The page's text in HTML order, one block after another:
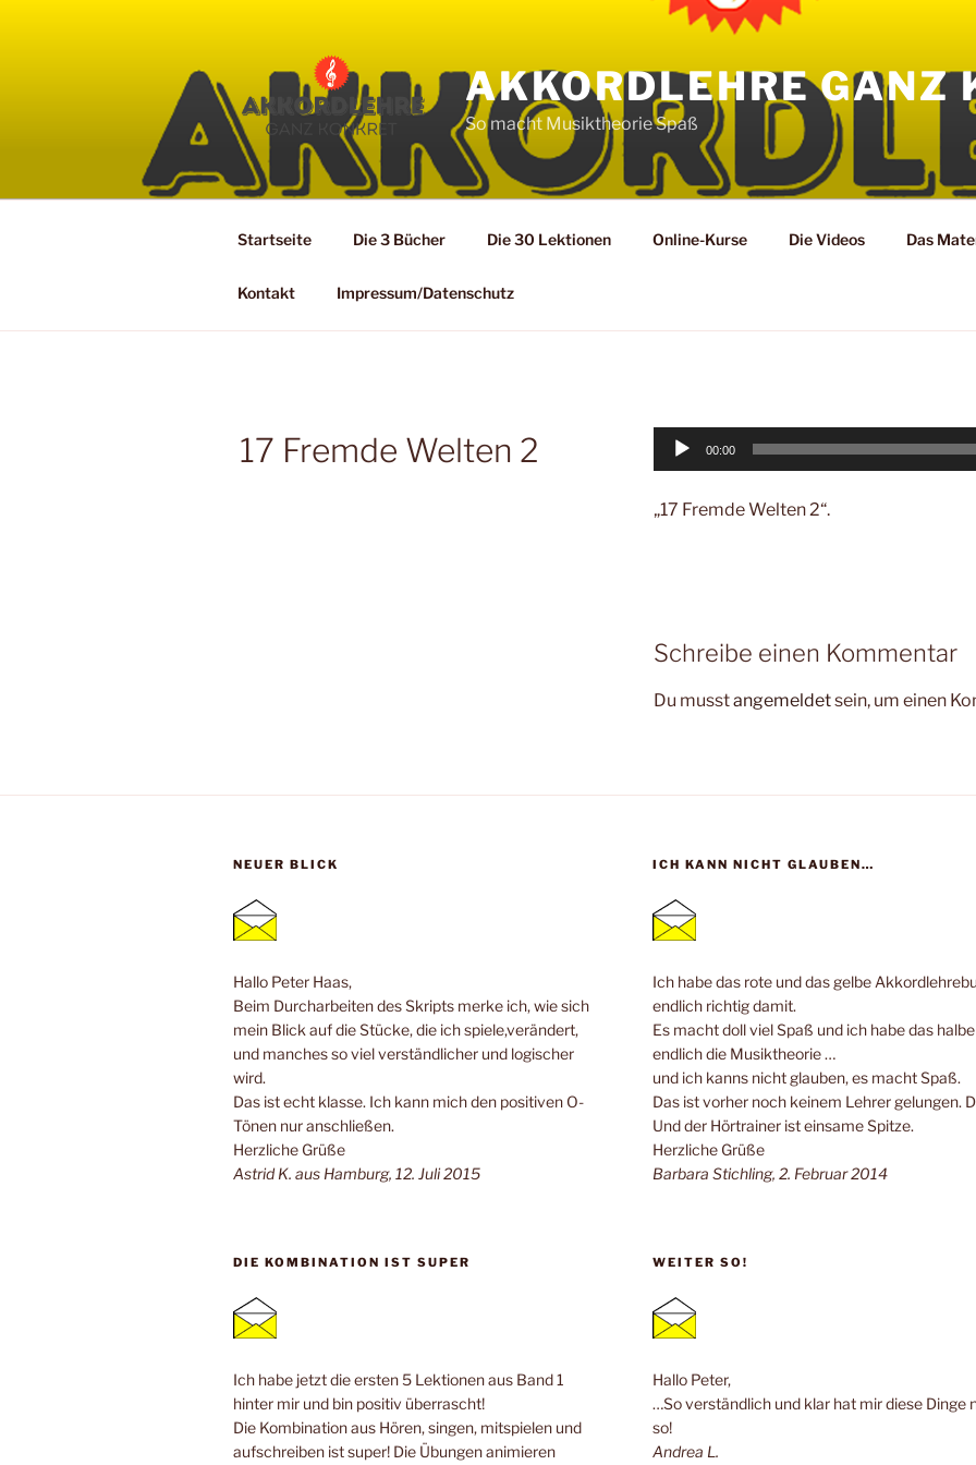
AKKORDLEHRE GANZ
So macht Musiktheorie Spaß
Startseite Die 3 Bücher Die 30 Lektionen Online-Kurse Die Videos Das
Kontakt Impressum/Datenschutz
17 Fremde Welten 2
Audio-
00:00
„17 Fremde Welten 2“.
Schreibe einen Kommentar
Du musstangemeldetsein, um einen
NEUER BLICK
Hallo Peter Haas,
Beim Durcharbeiten des Skripts merke ich, wie sich
mein Blick auf die Stücke, die ich spiele,verändert,
und manches so viel verständlicher und logischer
wird.
Das ist echt klasse. Ich kann mich den positiven O-
Tönen nur anschließen.
Herzliche Grüße
Astrid K. aus Hamburg, 12. Juli 2015
DIE KOMBINATION IST SUPER
Ich habe jetzt die ersten 5 Lektionen aus Band 1
hinter mir und bin positiv überrascht!
Die Kombination aus Hören, singen, mitspielen und
aufschreiben ist super! Die Übungen animieren
ICH KANN NICHT GLAUBEN…
Ich habe das rote und das gelbe
endlich richtig damit.
Es macht doll viel Spaß und ich habe das
endlich die Musiktheorie …
und ich kanns nicht glauben, es macht Spaß.
Das ist vorher noch keinem Lehrer gelungen.
Und der Hörtrainer ist einsame Spitze.
Herzliche Grüße
Barbara Stichling, 2. Februar 2014
WEITER SO!
Hallo Peter,
…So verständlich und klar hat mir diese Dinge
so!
Andrea L.